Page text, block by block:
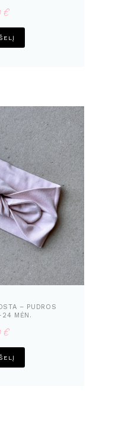
€
– PUDROS
24 MĖN.
€